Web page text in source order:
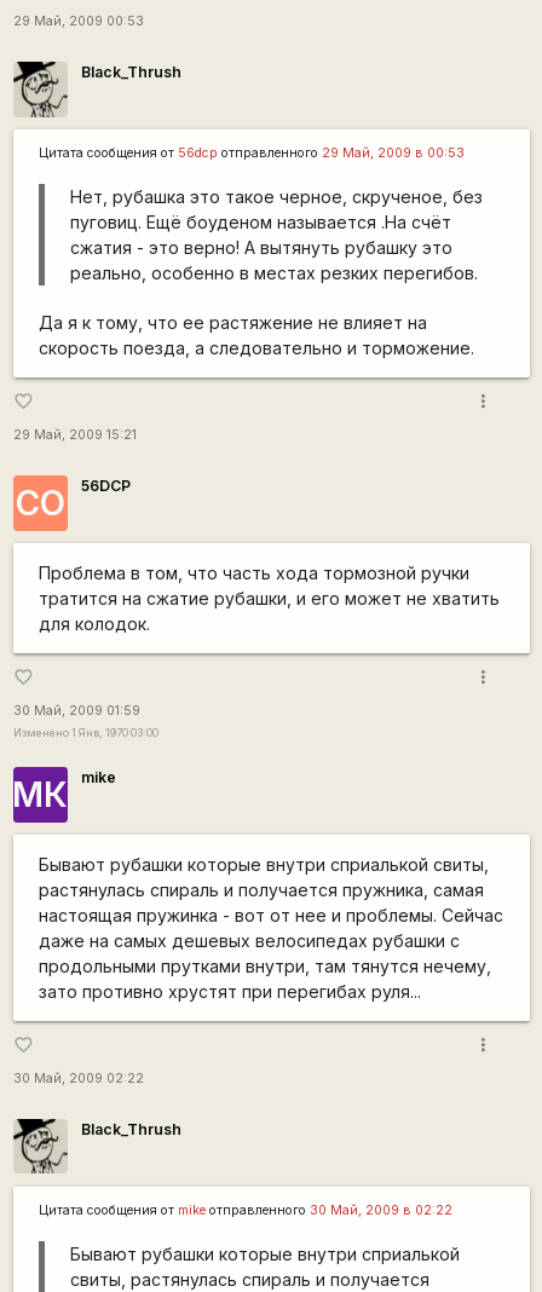
29 Май, 2009 00:53
Black_Thrush
Цитата сообщения от 56dcp отправленного 29 Май, 2009 в 00:53
Нет, рубашка это такое черное, скрученое, без
пуговиц. Ещё боуденом называется .На счёт
сжатия - это верно! А вытянуть рубашку это
реально, особенно в местах резких перегибов.
Да я к тому, что ее растяжение не влияет на
скорость поезда, а следовательно и торможение.
favorite_border
29 Май, 2009 15:21
more_vert
CO 56DCP
Проблема в том, что часть хода тормозной ручки
тратится на сжатие рубашки, и его может не хватить
для колодок.
favorite_border
30 Май, 2009 01:59
Изменено 1 Янв, 1970 03:00
more_vert
МК mike
Бывают рубашки которые внутри сприалькой свиты,
растянулась спираль и получается пружника, самая
настоящая пружинка - вот от нее и проблемы. Сейчас
даже на самых дешевых велосипедах рубашки с
продольными прутками внутри, там тянутся нечему,
зато противно хрустят при перегибах руля...
favorite_border
30 Май, 2009 02:22
more_vert
Black_Thrush
Цитата сообщения от mikeотправленного 30 Май, 2009 в 02:22
Бывают рубашки которые внутри сприалькой
свиты, растянулась спираль и получается